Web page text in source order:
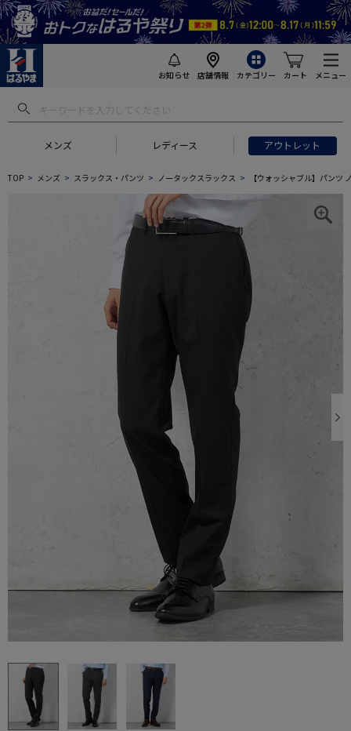
お知らせ 店舗情報 カテゴリー カート メニュー
メンズ レディース アウトレット
TOP メンズ スラックス・パンツ ノータックスラックス 【ウォッシャブル】パンツ